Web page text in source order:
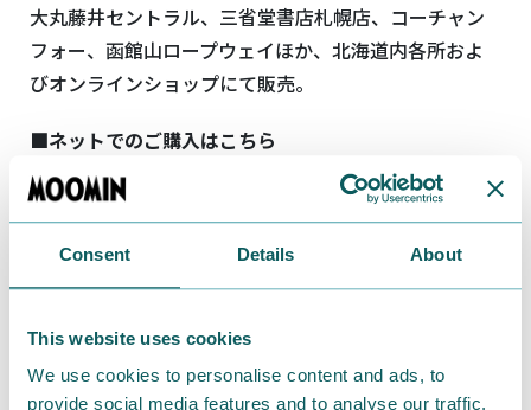
Consent Details About
This website uses cookies
We use cookies to personalise content and ads, to
provide social media features and to analyse our traffic.
大丸藤井セントラル、三省堂書店札幌店、コーチャン
フォー、函館山ロープウェイほか、北海道内各所およ
びオンラインショップにて販売。
■ネットでのご購入はこちら
オンラインショップ：
https://shop.yuk-
sports.jp/products/detail/1127
■お問い合わせ先
竹栄株式会社
TEL ： 011-281-3121
URL：
https://takeei-company.co.jp/